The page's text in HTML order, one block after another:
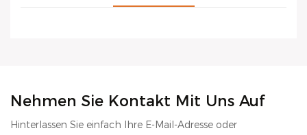
Nehmen Sie Kontakt Mit Uns Auf
Hinterlassen Sie einfach Ihre E-Mail-Adresse oder